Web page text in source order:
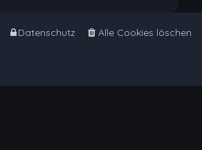
Alle Cookies löschen
Datenschutz